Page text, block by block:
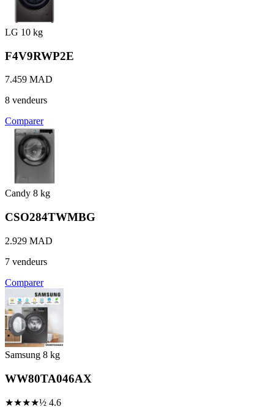
LG 10 kg
F4V9RWP2E
7.459 MAD
8 vendeurs
Comparer
Candy 8 kg
CSO284TWMBG
2.929 MAD
7 vendeurs
Comparer
Samsung 8 kg
WW80TA046AX
★★★★½ 4.6